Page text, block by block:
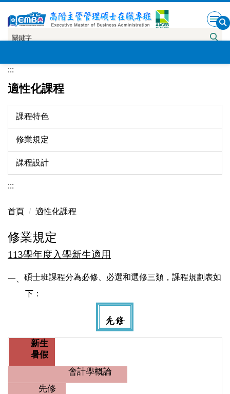
到
主
容
區
:::
適性化課程
課程特色
修業規定
課程設計
:::
首頁 適性化課程
修業規定
113學年度入學新生適用
一、碩士班課程分為必修、必選和選修三類，課程規劃表如
下：
新生
暑假
會計學概論
先修